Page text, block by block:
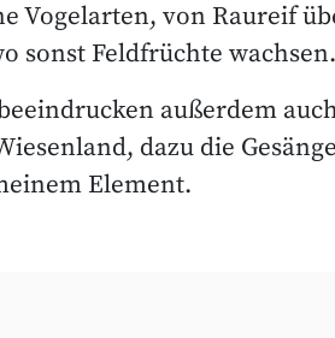
Vogelarten, von Raureif
sonst Feldfrüchte wachsen.
außerdem
dazu die
Element.